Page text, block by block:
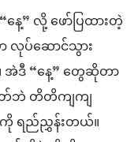
ေ့” လို့ ဖော်ပြထားတဲ့
လုပ်ဆောင်သွား
အဲဒီ “နေ့” တွေဆိုတာ
တ်ဘဲ တိတိကျကျ
ရည်ညွှန်းတယ်။